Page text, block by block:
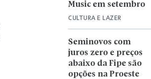
CULTURA E LAZER
Music em setembro
Seminovos com
juros zero e preços
abaixo da Fipe são
opções na Proeste